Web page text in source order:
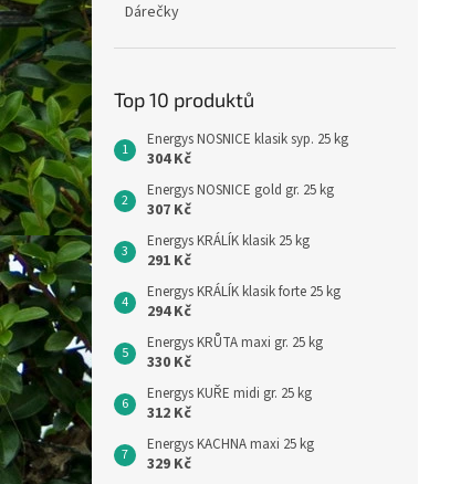
Dárečky
Top 10 produktů
Energys NOSNICE klasik syp. 25 kg
304 Kč
Energys NOSNICE gold gr. 25 kg
307 Kč
Energys KRÁLÍK klasik 25 kg
291 Kč
Energys KRÁLÍK klasik forte 25 kg
294 Kč
Energys KRŮTA maxi gr. 25 kg
330 Kč
Energys KUŘE midi gr. 25 kg
312 Kč
Energys KACHNA maxi 25 kg
329 Kč